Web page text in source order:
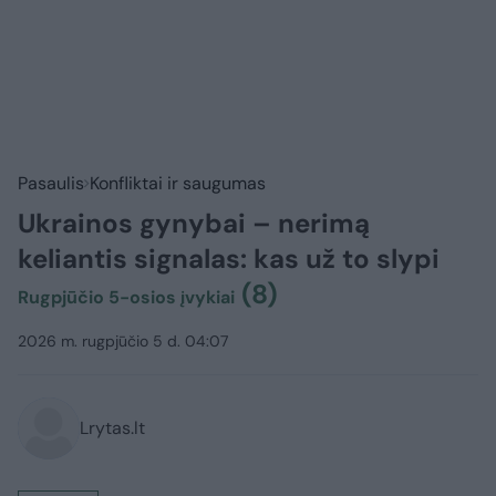
Pasaulis Konfliktai ir saugumas
Ukrainos gynybai – nerimą
keliantis signalas: kas už to slypi
Rugpjūčio 5-osios įvykiai (8)
2026 m. rugpjūčio 5 d. 04:07
Lrytas.lt